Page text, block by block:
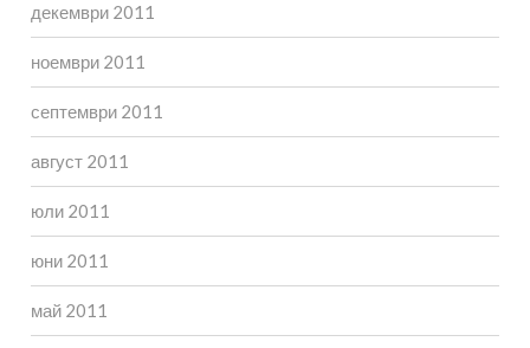
декември 2011
ноември 2011
септември 2011
август 2011
юли 2011
юни 2011
май 2011